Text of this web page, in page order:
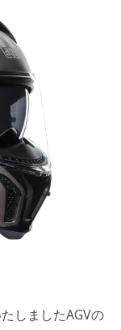
しましたAGVの